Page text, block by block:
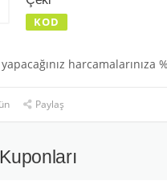
KOD
harcamalarınıza
Paylaş